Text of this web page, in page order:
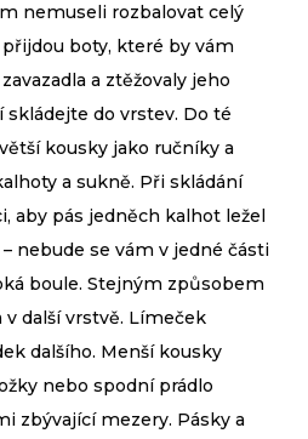
nemuseli rozbalovat celý
boty, které by vám
a ztěžovaly jeho
skládejte do vrstev. Do té
kousky jako ručníky a
a sukně. Při skládání
aby pás jedněch kalhot ležel
nebude se vám v jedné části
boule. Stejným způsobem
další vrstvě. Límeček
dalšího. Menší kousky
nebo spodní prádlo
zbývající mezery. Pásky a